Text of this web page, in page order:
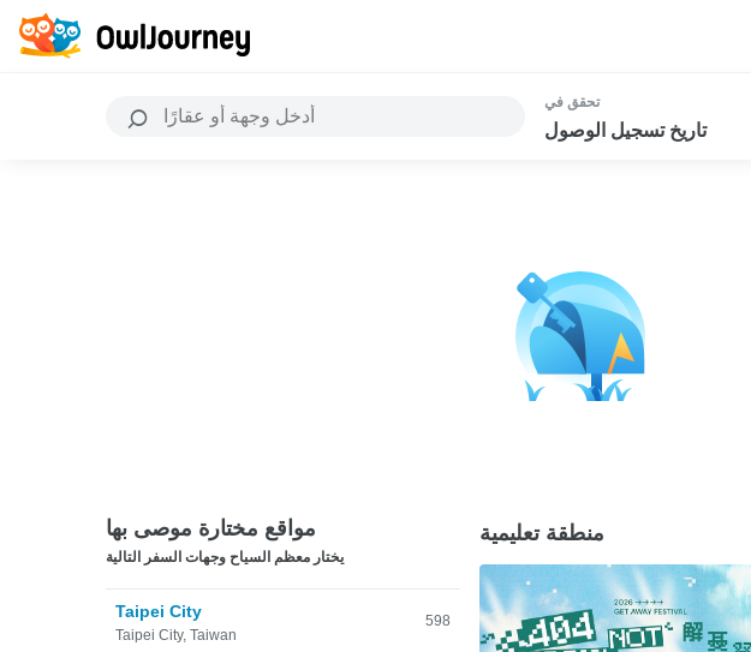
تحقق في
تاريخ تسجيل الوصول
مواقع مختارة موصى بها
يختار معظم السياح وجهات السفر التالية
Taipei City
Taipei City, Taiwan
598
منطقة تعليمية